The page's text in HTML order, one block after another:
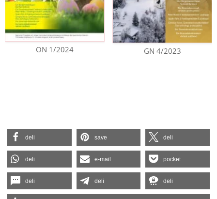
ON 1/2024 GN 4/2023
deli save deli
deli e-mail pocket
deli deli deli